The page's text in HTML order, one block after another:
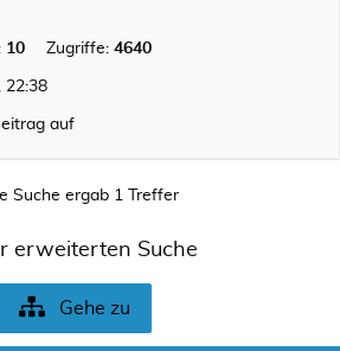
10 Zugriffe: 4640
22:38
auf
Suche ergab 1 Treffer
erweiterten Suche
Gehe zu